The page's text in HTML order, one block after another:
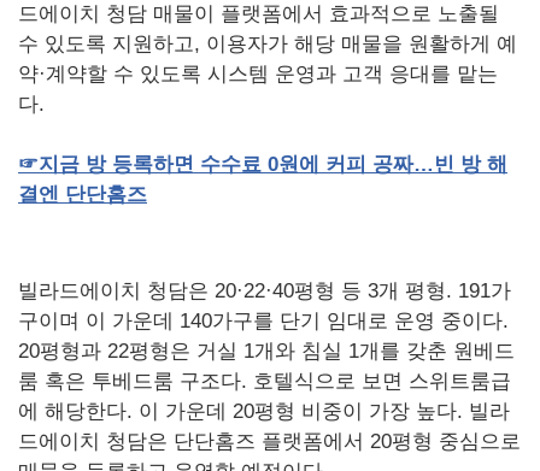
드에이치 청담 매물이 플랫폼에서 효과적으로 노출될
수 있도록 지원하고, 이용자가 해당 매물을 원활하게 예
약·계약할 수 있도록 시스템 운영과 고객 응대를 맡는
다.
☞지금 방 등록하면 수수료 0원에 커피 공짜…빈 방 해
결엔 단단홈즈
빌라드에이치 청담은 20·22·40평형 등 3개 평형. 191가
구이며 이 가운데 140가구를 단기 임대로 운영 중이다.
20평형과 22평형은 거실 1개와 침실 1개를 갖춘 원베드
룸 혹은 투베드룸 구조다. 호텔식으로 보면 스위트룸급
에 해당한다. 이 가운데 20평형 비중이 가장 높다. 빌라
드에이치 청담은 단단홈즈 플랫폼에서 20평형 중심으로